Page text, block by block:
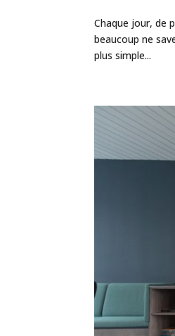
Chaque jour, de
beaucoup ne
plus simple...